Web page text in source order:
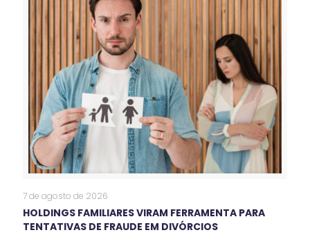
7 de agosto de 2026
HOLDINGS FAMILIARES VIRAM FERRAMENTA PARA
TENTATIVAS DE FRAUDE EM DIVÓRCIOS